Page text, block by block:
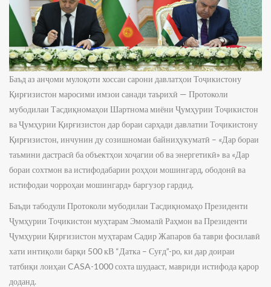
Баъд аз анҷоми мулоқоти хоссаи сарони давлатҳои Тоҷикистону
Қирғизистон маросими имзои санади таърихӣ — Протоколи
мубодилаи Тасдиқномаҳои Шартнома миёни Ҷумҳурии Тоҷикистон
ва Ҷумҳурии Қирғизистон дар бораи сарҳади давлатии Тоҷикистону
Қирғизистон, инчунин ду созишномаи байниҳукуматӣ – «Дар бораи
таъмини дастрасӣ ба объектҳои хоҷагии об ва энергетикӣ» ва «Дар
бораи сохтмон ва истифодабарии роҳҳои мошингард, ободонӣ ва
истифодаи чорроҳаи мошингард» баргузор гардид.
Баъди табодули Протоколи мубодилаи Тасдиқномаҳо Президенти
Ҷумҳурии Тоҷикистон муҳтарам Эмомалӣ Раҳмон ва Президенти
Ҷумҳурии Қирғизистон муҳтарам Садир Жапаров ба таври фосилавӣ
хати интиқоли барқи 500 кВ “Датка – Суғд”-ро, ки дар доираи
татбиқи лоиҳаи CASA-1000 сохта шудааст, мавриди истифода қарор
доданд.